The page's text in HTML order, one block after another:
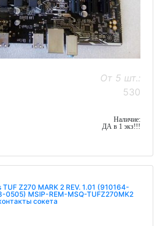
От 5 шт.:
530
Наличие:
ДА в 1 экз!!!
Z270 MARK 2 REV. 1.01 (910164-
MSIP-REM-MSQ-TUFZ270MK2
сокета